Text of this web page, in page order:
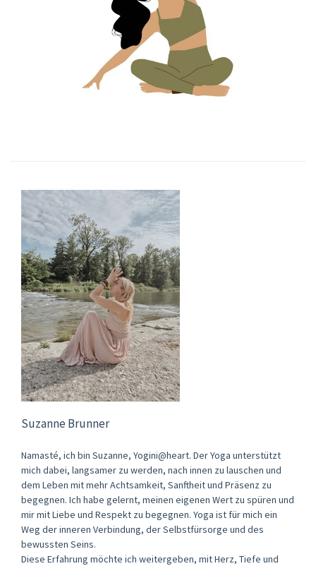
Suzanne Brunner
Namasté, ich bin Suzanne, Yogini@heart. Der Yoga unterstützt
mich dabei, langsamer zu werden, nach innen zu lauschen und
dem Leben mit mehr Achtsamkeit, Sanftheit und Präsenz zu
begegnen. Ich habe gelernt, meinen eigenen Wert zu spüren und
mir mit Liebe und Respekt zu begegnen. Yoga ist für mich ein
Weg der inneren Verbindung, der Selbstfürsorge und des
bewussten Seins.
Diese Erfahrung möchte ich weitergeben, mit Herz, Tiefe und